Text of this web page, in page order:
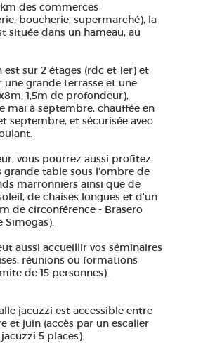
des commerces
boucherie, supermarché), la
située dans un hameau, au
est sur 2 étages (rdc et 1er) et
une grande terrasse et une
1,5m de profondeur),
mai à septembre, chauffée en
septembre, et sécurisée avec
vous pourrez aussi profitez
grande table sous l'ombre de
marronniers ainsi que de
de chaises longues et d'un
de circonférence - Brasero
Simogas).
aussi accueillir vos séminaires
réunions ou formations
de 15 personnes).
jacuzzi est accessible entre
et juin (accès par un escalier
5 places).